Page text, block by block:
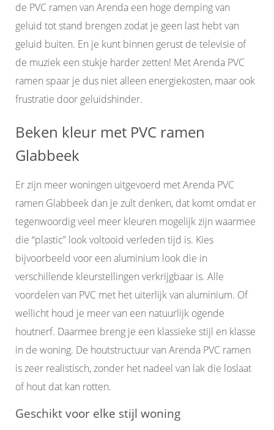
de PVC ramen van Arenda een hoge demping van
geluid tot stand brengen zodat je geen last hebt van
geluid buiten. En je kunt binnen gerust de televisie of
de muziek een stukje harder zetten! Met Arenda PVC
ramen spaar je dus niet alleen energiekosten, maar ook
frustratie door geluidshinder.
Beken kleur met PVC ramen
Glabbeek
Er zijn meer woningen uitgevoerd met Arenda PVC
ramen Glabbeek dan je zult denken, dat komt omdat er
tegenwoordig veel meer kleuren mogelijk zijn waarmee
die “plastic” look voltooid verleden tijd is. Kies
bijvoorbeeld voor een aluminium look die in
verschillende kleurstellingen verkrijgbaar is. Alle
voordelen van PVC met het uiterlijk van aluminium. Of
wellicht houd je meer van een natuurlijk ogende
houtnerf. Daarmee breng je een klassieke stijl en klasse
in de woning. De houtstructuur van Arenda PVC ramen
is zeer realistisch, zonder het nadeel van lak die loslaat
of hout dat kan rotten.
Geschikt voor elke stijl woning